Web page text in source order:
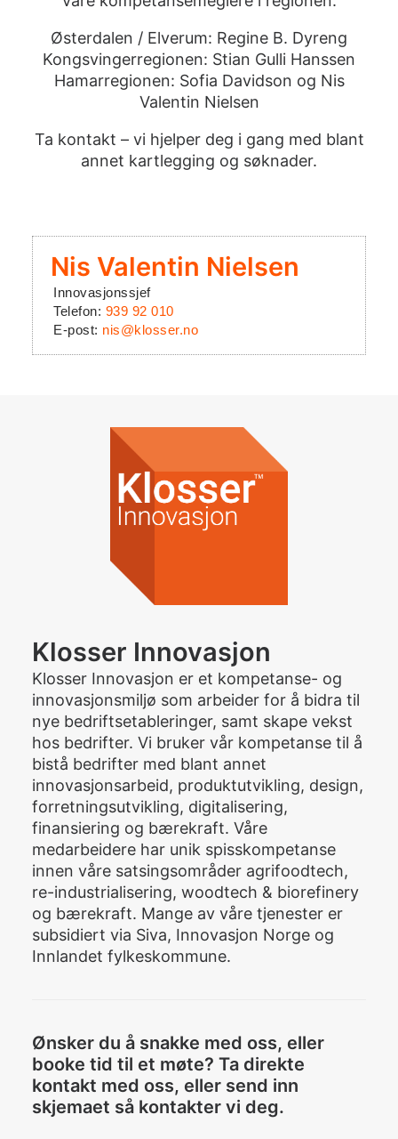
Østerdalen / Elverum: Regine B. Dyreng
Kongsvingerregionen: Stian Gulli Hanssen
Hamarregionen: Sofia Davidson og Nis
Valentin Nielsen
Ta kontakt – vi hjelper deg i gang med blant
annet kartlegging og søknader.
Nis Valentin Nielsen
Innovasjonssjef
Telefon: 939 92 010
E-post: nis@klosser.no
Klosser Innovasjon
Klosser Innovasjon er et kompetanse- og
innovasjonsmiljø som arbeider for å bidra til
nye bedriftsetableringer, samt skape vekst
hos bedrifter. Vi bruker vår kompetanse til å
bistå bedrifter med blant annet
innovasjonsarbeid, produktutvikling, design,
forretningsutvikling, digitalisering,
finansiering og bærekraft. Våre
medarbeidere har unik spisskompetanse
innen våre satsingsområder agrifoodtech,
re-industrialisering, woodtech & biorefinery
og bærekraft. Mange av våre tjenester er
subsidiert via Siva, Innovasjon Norge og
Innlandet fylkeskommune.
Ønsker du å snakke med oss, eller
booke tid til et møte? Ta direkte
kontakt med oss, eller send inn
skjemaet så kontakter vi deg.